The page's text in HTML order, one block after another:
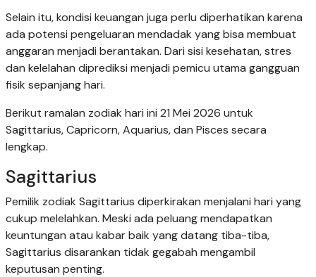
Selain itu, kondisi keuangan juga perlu diperhatikan karena
ada potensi pengeluaran mendadak yang bisa membuat
anggaran menjadi berantakan. Dari sisi kesehatan, stres
dan kelelahan diprediksi menjadi pemicu utama gangguan
fisik sepanjang hari.
Berikut ramalan zodiak hari ini 21 Mei 2026 untuk
Sagittarius, Capricorn, Aquarius, dan Pisces secara
lengkap.
Sagittarius
Pemilik zodiak Sagittarius diperkirakan menjalani hari yang
cukup melelahkan. Meski ada peluang mendapatkan
keuntungan atau kabar baik yang datang tiba-tiba,
Sagittarius disarankan tidak gegabah mengambil
keputusan penting.